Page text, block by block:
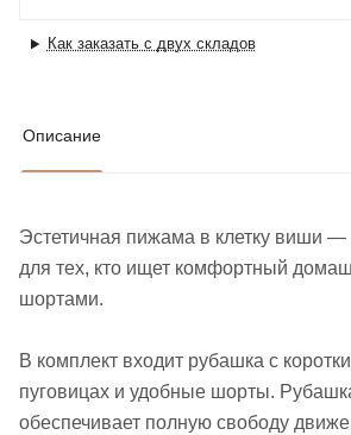
Как заказать с двух складов
Описание
Эстетичная пижама в клетку виши
для тех, кто ищет комфортный
шортами.
В комплект входит рубашка с
пуговицах и удобные шорты.
обеспечивает полную свободу